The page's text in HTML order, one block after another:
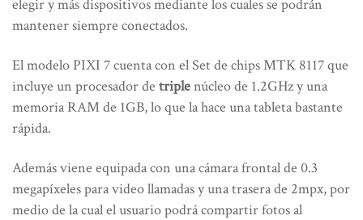
elegir y más dispositivos mediante los cuales se podrán
mantener siempre conectados.
El modelo PIXI 7 cuenta con el Set de chips MTK 8117 que
incluye un procesador de triplenúcleo de 1.2GHz y una
memoria RAM de 1GB, lo que la hace una tableta bastante
rápida.
Además viene equipada con una cámara frontal de 0.3
megapíxeles para video llamadas y una trasera de 2mpx, por
medio de la cual el usuario podrá compartir fotos al